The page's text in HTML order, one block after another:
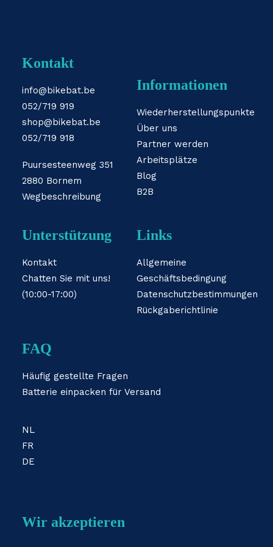
Kontakt
info@bikebat.be
052/719 919
shop@bikebat.be
052/719 918
Puursesteenweg 351
2880 Bornem
Wegbeschreibung
Informationen
Wiederherstellungspunkte
Über uns
Partner werden
Arbeitsplätze
Blog
B2B
Unterstützung
Kontakt
Chatten Sie mit uns!
(10:00-17:00)
Links
Allgemeine
Geschäftsbedingung
Datenschutzbestimmungen
Rückgaberichtlinie
FAQ
Häufig gestellte Fragen
Batterie einpacken für Versand
NL
FR
DE
Wir akzeptieren